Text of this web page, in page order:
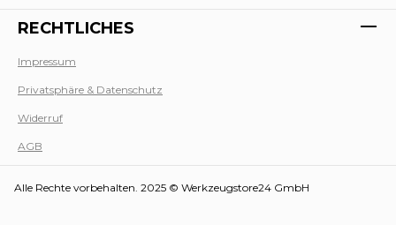
RECHTLICHES
Impressum
Privatsphäre & Datenschutz
Widerruf
AGB
Alle Rechte vorbehalten. 2025 © Werkzeugstore24 GmbH